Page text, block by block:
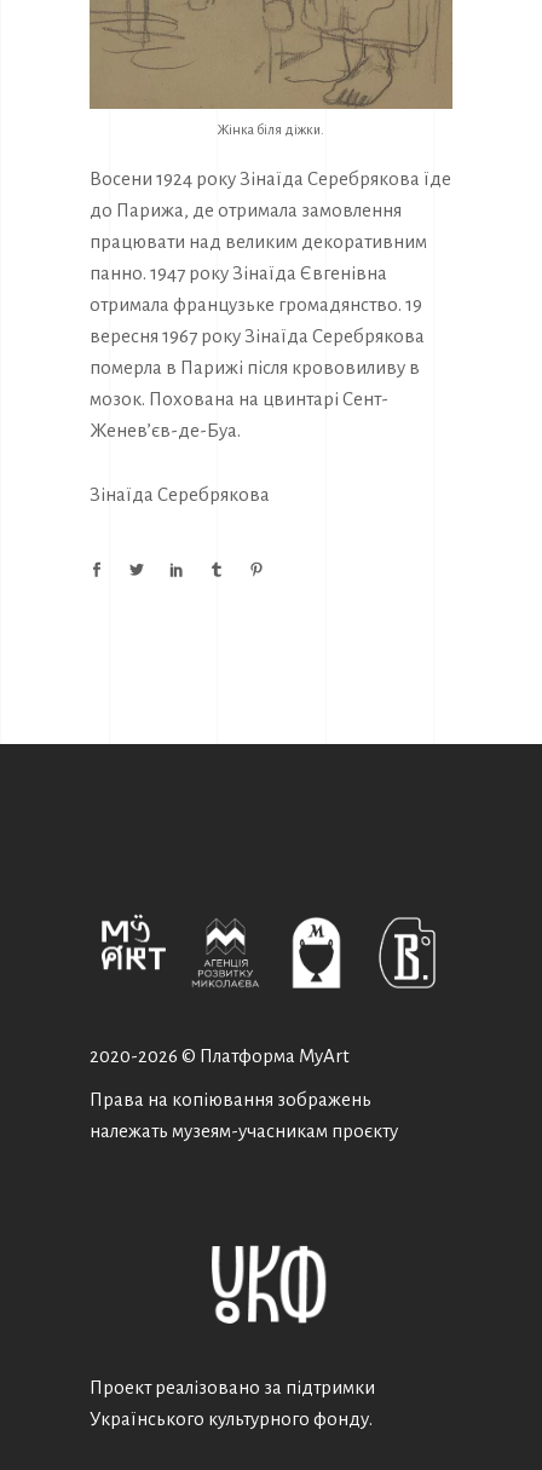
Жінка біля діжки.
Восени 1924 року Зінаїда Серебрякова їде
до Парижа, де отримала замовлення
працювати над великим декоративним
панно. 1947 року Зінаїда Євгенівна
отримала французьке громадянство. 19
вересня 1967 року Зінаїда Серебрякова
померла в Парижі після крововиливу в
мозок. Похована на цвинтарі Сент-
Женев’єв-де-Буа.
Зінаїда Серебрякова
2020-2026 © Платформа MyArt
Права на копіювання зображень
належать музеям-учасникам проєкту
Проект реалізовано за підтримки
Українського культурного фонду.